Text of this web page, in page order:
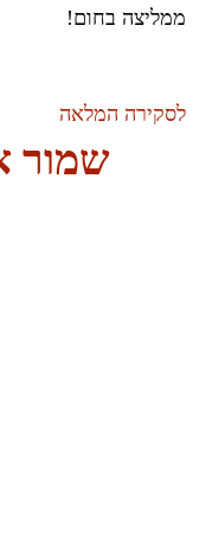
ממליצה בחום!
לסקירה המלאה
שמור